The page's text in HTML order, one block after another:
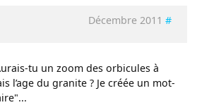
Décembre 2011 #
tu un zoom des orbicules à
l’age du granite ? Je créée un mot-